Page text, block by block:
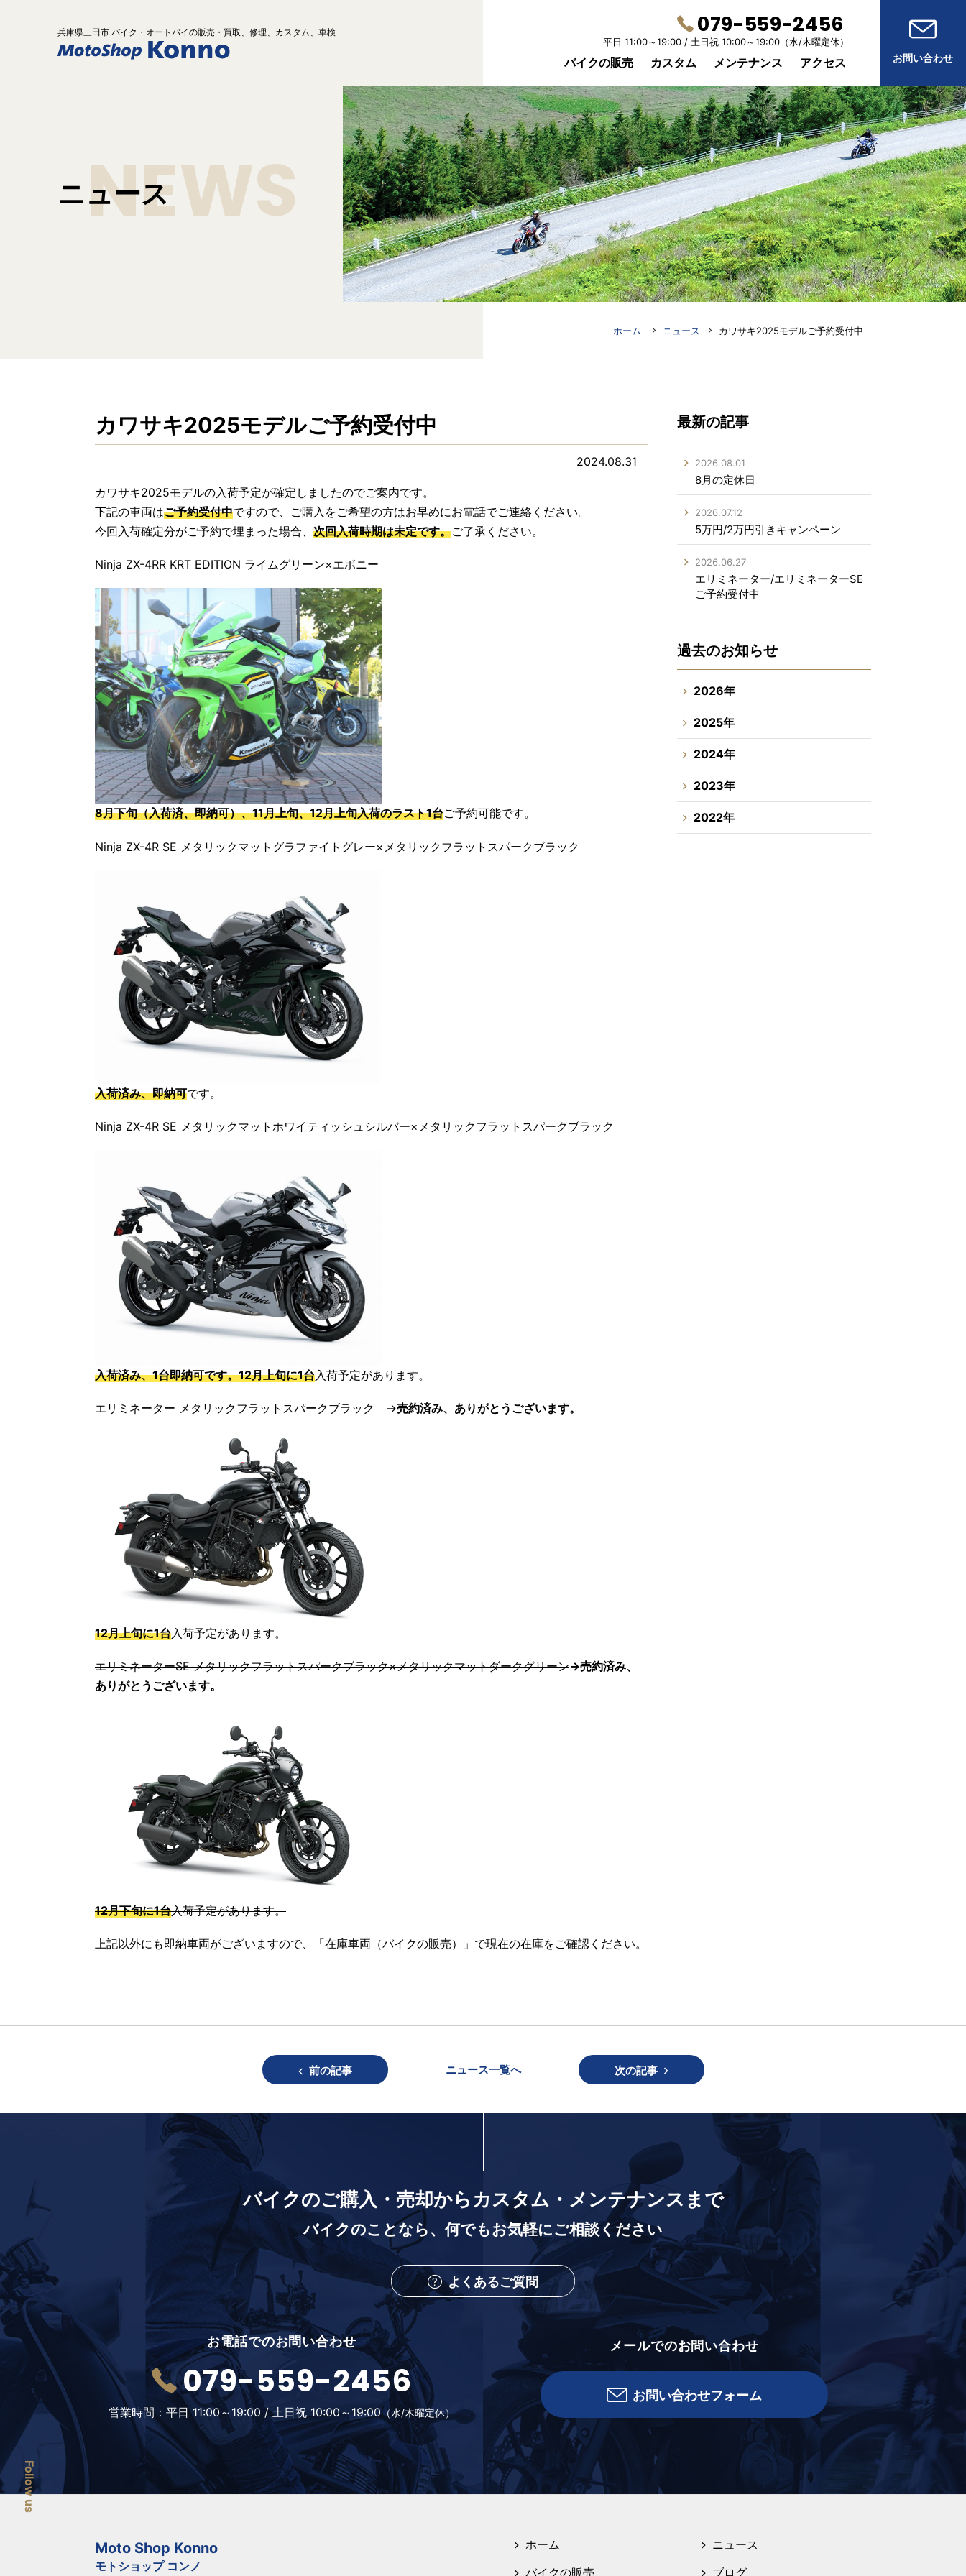
兵庫県三田市 バイク ・オートバイの販売・買取、修理、カスタム、車検 079-559-2456
平日 11:00～19:00 / 土日祝 10:00～19:00（水/木曜定休）
バイクの販売 カスタム メンテナンス アクセス お問い合わせ
ニュース
NEWS
ホーム ニュース カワサキ2025モデルご予約受付中
カワサキ2025モデルご予約受付中
2024.08.31
カワサキ2025モデルの入荷予定が確定しましたのでご案内です。
下記の車両はご予約受付中ですので、ご購入をご希望の方はお早めにお電話でご連絡ください。
今回入荷確定分がご予約で埋まった場合、 次回入荷時期は未定です。ご了承ください。
Ninja ZX-4RR KRT EDITION ライムグリーン×エボニー
8月下旬（入荷済、即納可）、11月上旬、12月上旬入荷のラスト1台ご予約可能です。
Ninja ZX-4R SE メタリックマットグラファイトグレー×メタリックフラットスパークブラック
入荷済み、即納可です。
Ninja ZX-4R SE メタリックマットホワイティッシュシルバー×メタリックフラットスパークブラック
入荷済み、1台即納可です。12月上旬に1台入荷予定があります。
エリミネーター メタリックフラットスパークブラック →売約済み、ありがとうございます。
12月上旬に1台入荷予定があります。
エリミネーターSE メタリックフラットスパークブラック×メタリックマットダークグリーン→売約済み、
ありがとうございます。
12月下旬に1台入荷予定があります。
上記以外にも即納車両がございますので、「在庫車両（バイクの販売）」で現在の在庫をご確認ください。
最新の記事
2026.08.01
8月の定休日
2026.07.12
5万円/2万円引きキャンペーン
2026.06.27
エリミネーター/エリミネーターSE
ご予約受付中
過去のお知らせ
2026年
2025年
2024年
2023年
2022年
前の記事 ニュース一覧へ 次の記事
バイクのご購入・売却から カスタム・メンテナンスまで
バイクのことなら、何でもお気軽にご相談ください
よくあるご質問
お電話でのお問い合わせ
079-559-2456
営業時間： 平日 11:00～19:00 /土日祝 10:00～19:00（水/木曜定休）
メールでのお問い合わせ
お問い合わせフォーム
Moto Shop Konno
モトショップ コンノ
ホーム
バイクの販売
ニュース
ブログ
Follow us